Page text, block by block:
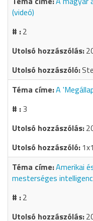
(videó)
2
A
3
Amerikai
mesterséges
2